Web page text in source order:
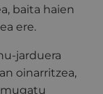
baita haien
ere.
jarduera
oinarritzea,